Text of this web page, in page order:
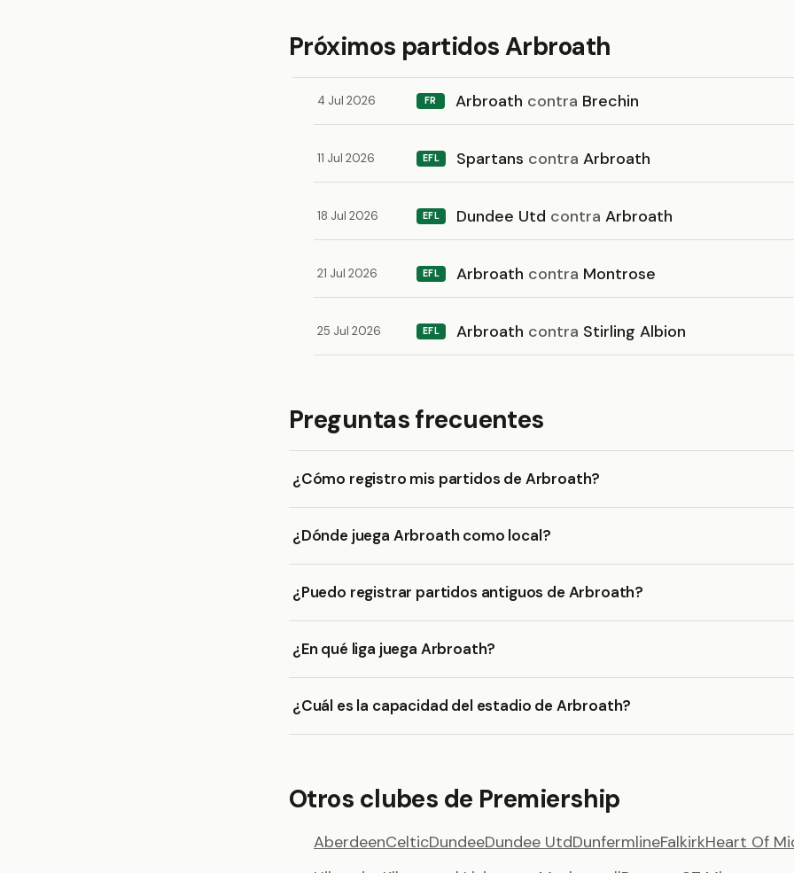
Próximos partidos Arbroath
4 Jul 2026 FR Arbroath contra Brechin
11 Jul 2026 EFL Spartans contra Arbroath
18 Jul 2026 EFL Dundee Utd contra Arbroath
21 Jul 2026 EFL Arbroath contra Montrose
25 Jul 2026 EFL Arbroath contra Stirling Albion
Preguntas frecuentes
¿Cómo registro mis partidos de Arbroath?
¿Dónde juega Arbroath como local?
¿Puedo registrar partidos antiguos de Arbroath?
¿En qué liga juega Arbroath?
¿Cuál es la capacidad del estadio de Arbroath?
Otros clubes de Premiership
AberdeenCelticDundeeDundee UtdDunfermlineFalkirkHeart Of